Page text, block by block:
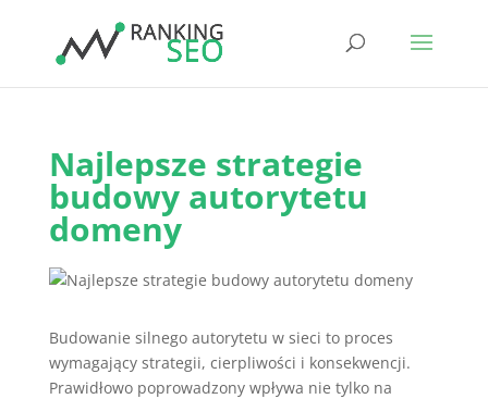
Najlepsze strategie
budowy autorytetu
domeny
Budowanie silnego autorytetu w sieci to proces
wymagający strategii, cierpliwości i konsekwencji.
Prawidłowo poprowadzony wpływa nie tylko na